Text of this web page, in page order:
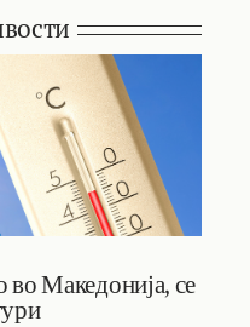
Македонија, се